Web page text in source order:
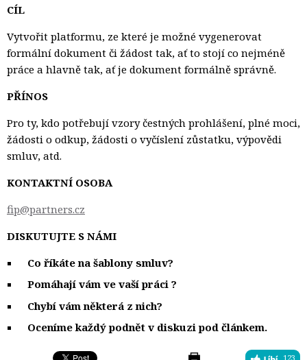
CÍL
Vytvořit platformu, ze které je možné vygenerovat
formální dokument či žádost tak, ať to stojí co nejméně
práce a hlavně tak, ať je dokument formálně správně.
PŘÍNOS
Pro ty, kdo potřebují vzory čestných prohlášení, plné moci,
žádosti o odkup, žádosti o vyčíslení zůstatku, výpovědi
smluv, atd.
KONTAKTNÍ OSOBA
fip@partners.cz
DISKUTUJTE S NÁMI
Co říkáte na šablony smluv?
Pomáhají vám ve vaší práci ?
Chybí vám některá z nich?
Oceníme každý podnět v diskuzi pod článkem.
123